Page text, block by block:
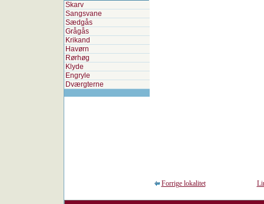
Skarv
Sangsvane
Sædgås
Grågås
Krikand
Havørn
Rørhøg
Klyde
Engryle
Dværgterne
Forrige lokalitet